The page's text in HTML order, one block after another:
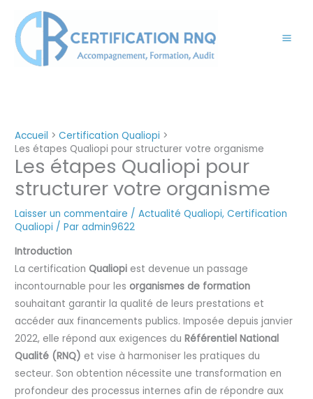
contenu
Accueil
Certification Qualiopi
Les étapes Qualiopi pour structurer votre organisme
Les étapes Qualiopi pour
structurer votre organisme
Laisser un commentaire /Actualité Qualiopi,Certification
Qualiopi / Paradmin9622
Introduction
La certification Qualiopi est devenue un passage
incontournable pour lesorganismes de formation
souhaitant garantir la qualité de leurs prestations et
accéder aux financements publics. Imposée depuis janvier
2022, elle répond aux exigences duRéférentiel National
Qualité (RNQ) et vise à harmoniser les pratiques du
secteur. Son obtention nécessite une transformation en
profondeur des processus internes afin de répondre aux